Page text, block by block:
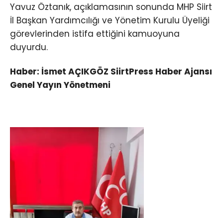
Yavuz Öztanık, açıklamasının sonunda MHP Siirt
İl Başkan Yardımcılığı ve Yönetim Kurulu Üyeliği
görevlerinden istifa ettiğini kamuoyuna
duyurdu.
Haber: İsmet AÇIKGÖZ SiirtPress Haber Ajansı
Genel Yayın Yönetmeni